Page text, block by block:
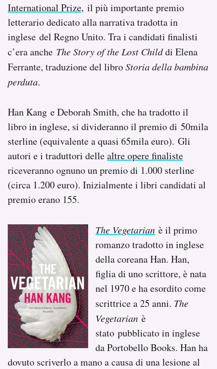
AREA PERSONALE
Newsletter
Notifiche mobile
Regala il Post
Hai bisogno di aiuto?
International Prize, il più importante premio
letterario dedicato alla narrativa tradotta in
inglese del Regno Unito. Tra i candidati finalisti
c’era anche The Story of the Lost Childdi Elena
Ferrante, traduzione del libroStoria della bambina
perduta.
Han Kang e Deborah Smith, che ha tradotto il
libro in inglese, si divideranno il premio di 50mila
sterline (equivalente a quasi 65mila euro). Gli
autori e i traduttori dellealtre opere finaliste
riceveranno ognuno un premio di 1.000 sterline
(circa 1.200 euro). Inizialmente i libri candidati al
premio erano 155.
The Vegetarian è il primo
romanzo tradotto in inglese
della coreana Han. Han,
figlia di uno scrittore, è nata
nel 1970 e ha esordito come
scrittrice a 25 anni. The
Vegetarian è
stato pubblicato in inglese
da Portobello Books. Han ha
dovuto scriverlo a mano a causa di una lesione al